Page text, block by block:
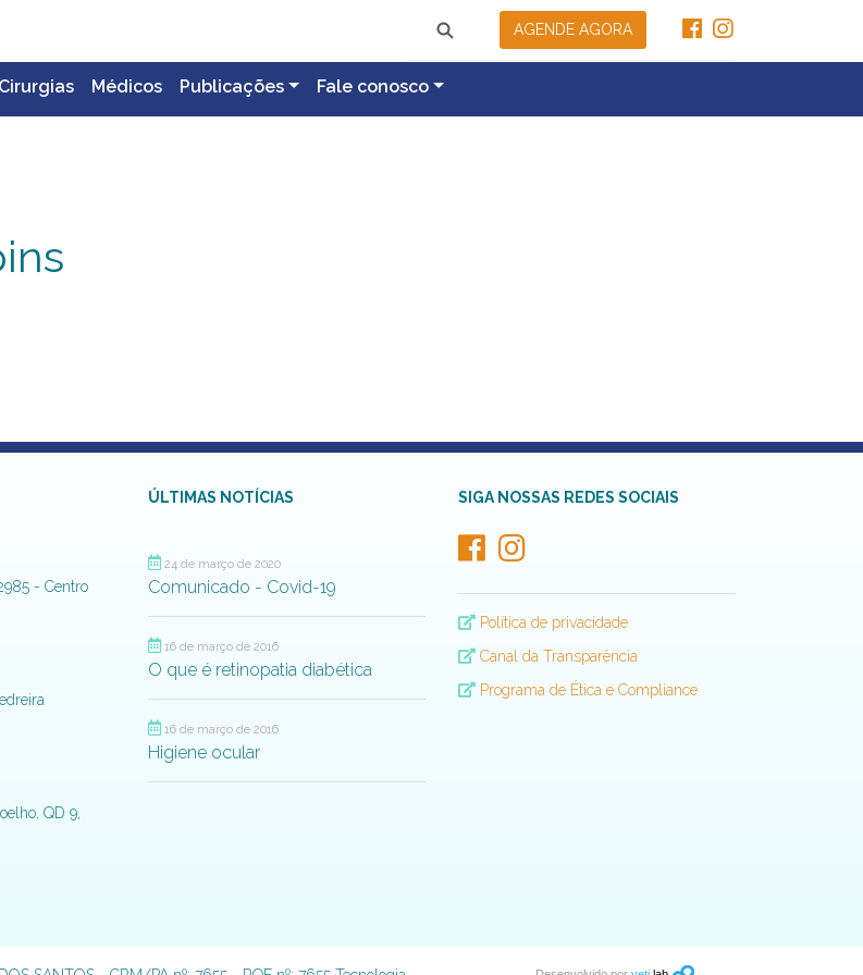
AGENDE AGORA
Cirurgias Médicos Publicações Fale conosco
- Centro
QD 9,
ÚLTIMAS NOTÍCIAS
24 de março de 2020
Comunicado - Covid-19
16 de março de 2016
O que é retinopatia diabética
16 de março de 2016
Higiene ocular
SIGA NOSSAS REDES SOCIAIS
Política de privacidade
Canal da Transparência
Programa de Ética e Compliance